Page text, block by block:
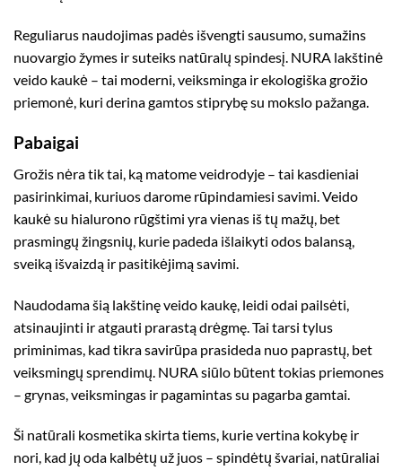
Reguliarus naudojimas padės išvengti sausumo, sumažins
nuovargio žymes ir suteiks natūralų spindesį. NURA lakštinė
veido kaukė – tai moderni, veiksminga ir ekologiška grožio
priemonė, kuri derina gamtos stiprybę su mokslo pažanga.
Pabaigai
Grožis nėra tik tai, ką matome veidrodyje – tai kasdieniai
pasirinkimai, kuriuos darome rūpindamiesi savimi. Veido
kaukė su hialurono rūgštimi yra vienas iš tų mažų, bet
prasmingų žingsnių, kurie padeda išlaikyti odos balansą,
sveiką išvaizdą ir pasitikėjimą savimi.
Naudodama šią lakštinę veido kaukę, leidi odai pailsėti,
atsinaujinti ir atgauti prarastą drėgmę. Tai tarsi tylus
priminimas, kad tikra savirūpa prasideda nuo paprastų, bet
veiksmingų sprendimų. NURA siūlo būtent tokias priemones
– grynas, veiksmingas ir pagamintas su pagarba gamtai.
Ši natūrali kosmetika skirta tiems, kurie vertina kokybę ir
nori, kad jų oda kalbėtų už juos – spindėtų švariai, natūraliai